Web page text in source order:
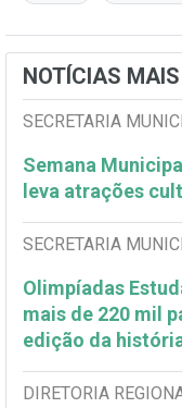
NOTÍCIAS
SECRETARIA
Semana
leva atrações
SECRETARIA
Olimpíadas
mais de 220 mil
edição da
DIRETORIA